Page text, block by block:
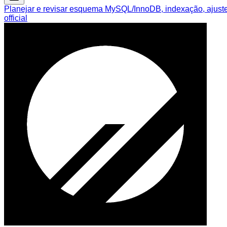
Planejar e revisar esquema MySQL/InnoDB, indexação,
official